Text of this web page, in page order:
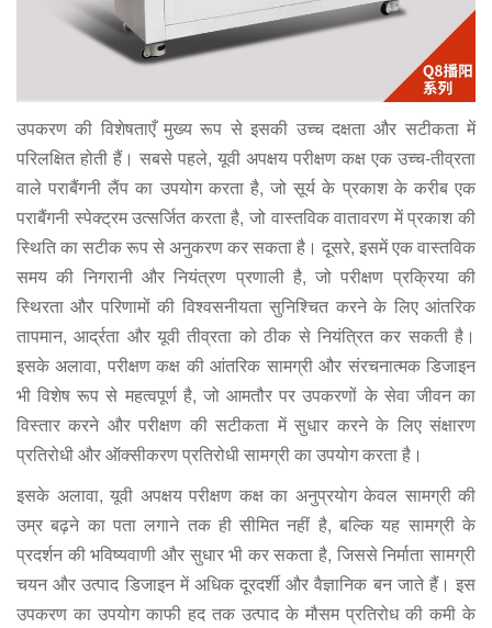
उपकरण की विशेषताएँ मुख्य रूप से इसकी उच्च दक्षता और सटीकता में
परिलक्षित होती हैं। सबसे पहले, यूवी अपक्षय परीक्षण कक्ष एक उच्च-तीव्रता
वाले पराबैंगनी लैंप का उपयोग करता है, जो सूर्य के प्रकाश के करीब एक
पराबैंगनी स्पेक्ट्रम उत्सर्जित करता है, जो वास्तविक वातावरण में प्रकाश की
स्थिति का सटीक रूप से अनुकरण कर सकता है। दूसरे, इसमें एक वास्तविक
समय की निगरानी और नियंत्रण प्रणाली है, जो परीक्षण प्रक्रिया की
स्थिरता और परिणामों की विश्वसनीयता सुनिश्चित करने के लिए आंतरिक
तापमान, आर्द्रता और यूवी तीव्रता को ठीक से नियंत्रित कर सकती है।
इसके अलावा, परीक्षण कक्ष की आंतरिक सामग्री और संरचनात्मक डिजाइन
भी विशेष रूप से महत्वपूर्ण है, जो आमतौर पर उपकरणों के सेवा जीवन का
विस्तार करने और परीक्षण की सटीकता में सुधार करने के लिए संक्षारण
प्रतिरोधी और ऑक्सीकरण प्रतिरोधी सामग्री का उपयोग करता है।
इसके अलावा, यूवी अपक्षय परीक्षण कक्ष का अनुप्रयोग केवल सामग्री की
उम्र बढ़ने का पता लगाने तक ही सीमित नहीं है, बल्कि यह सामग्री के
प्रदर्शन की भविष्यवाणी और सुधार भी कर सकता है, जिससे निर्माता सामग्री
चयन और उत्पाद डिजाइन में अधिक दूरदर्शी और वैज्ञानिक बन जाते हैं। इस
उपकरण का उपयोग काफी हद तक उत्पाद के मौसम प्रतिरोध की कमी के